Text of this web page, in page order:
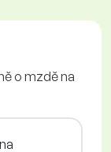
o mzdě na